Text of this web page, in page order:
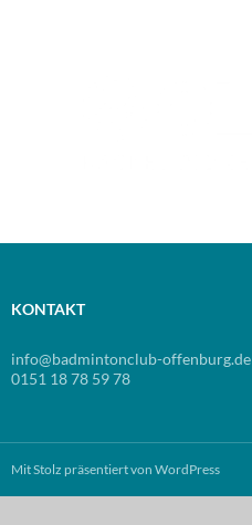
KONTAKT
info@badmintonclub-offenburg.de
0151 18 78 59 78
Mit Stolz präsentiert von WordPress